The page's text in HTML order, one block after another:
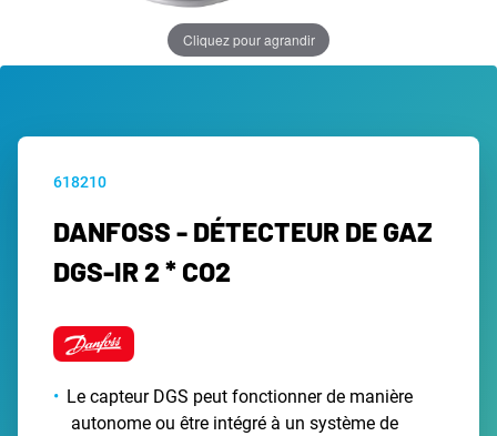
Cliquez pour agrandir
618210
DANFOSS - DÉTECTEUR DE GAZ
DGS-IR 2 * CO2
Le capteur DGS peut fonctionner de manière
autonome ou être intégré à un système de